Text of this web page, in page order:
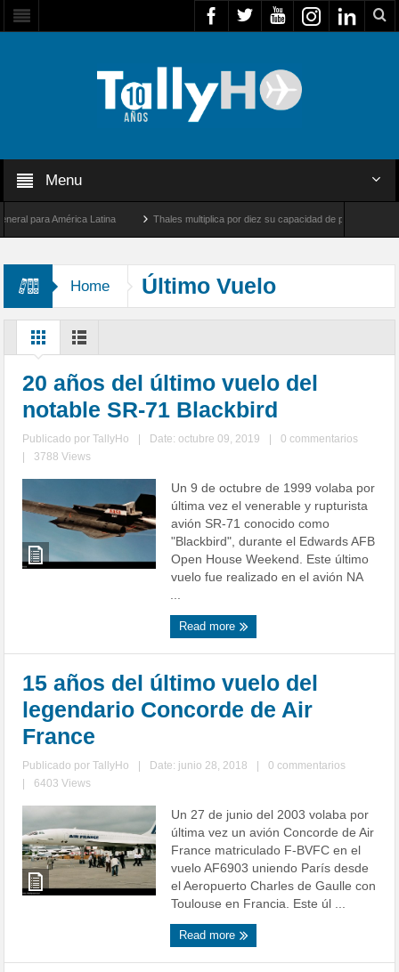
Menu
América Latina Thales multiplica por diez su capacidad de producción de
Home Último Vuelo
20 años del último vuelo del
notable SR-71 Blackbird
Publicado porTallyHo Date: octubre 09, 2019
0 commentarios
3788 Views
Un 9 de octubre de 1999 volaba por
última vez el venerable y rupturista
avión SR-71 conocido como
"Blackbird", durante el Edwards AFB
Open House Weekend. Este último
vuelo fue realizado en el avión NA
...
Read more
15 años del último vuelo del
legendario Concorde de Air
France
Publicado porTallyHo Date: junio 28, 2018
0 commentarios
6403 Views
Un 27 de junio del 2003 volaba por
última vez un avión Concorde de Air
France matriculado F-BVFC en el
vuelo AF6903 uniendo París desde
el Aeropuerto Charles de Gaulle con
Toulouse en Francia. Este úl ...
Read more